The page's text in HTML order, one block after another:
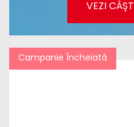
VEZI
Campanie Încheiată